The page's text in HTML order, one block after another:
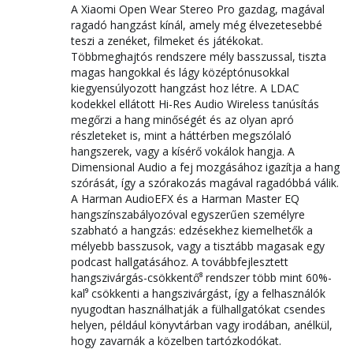
A Xiaomi Open Wear Stereo Pro gazdag, magával
ragadó hangzást kínál, amely még élvezetesebbé
teszi a zenéket, filmeket és játékokat.
Többmeghajtós rendszere mély basszussal, tiszta
magas hangokkal és lágy középtónusokkal
kiegyensúlyozott hangzást hoz létre. A LDAC
kodekkel ellátott Hi-Res Audio Wireless tanúsítás
megőrzi a hang minőségét és az olyan apró
részleteket is, mint a háttérben megszólaló
hangszerek, vagy a kísérő vokálok hangja. A
Dimensional Audio a fej mozgásához igazítja a hang
szórását, így a szórakozás magával ragadóbbá válik.
A Harman AudioEFX és a Harman Master EQ
hangszínszabályozóval egyszerűen személyre
szabható a hangzás: edzésekhez kiemelhetők a
mélyebb basszusok, vagy a tisztább magasak egy
podcast hallgatásához. A továbbfejlesztett
hangszivárgás-csökkentő⁸ rendszer több mint 60%-
kal⁹ csökkenti a hangszivárgást, így a felhasználók
nyugodtan használhatják a fülhallgatókat csendes
helyen, például könyvtárban vagy irodában, anélkül,
hogy zavarnák a közelben tartózkodókat.